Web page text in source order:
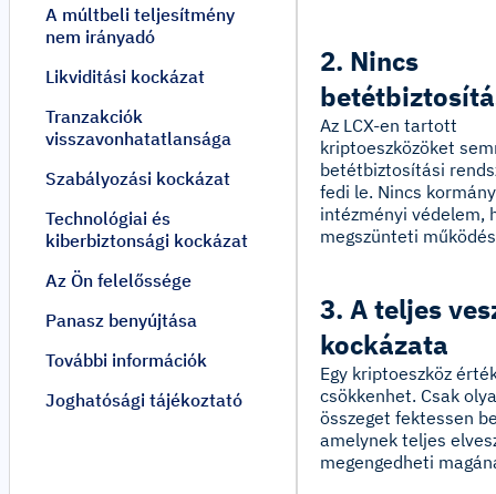
A múltbeli teljesítmény
nem irányadó
Likviditási kockázat
Tranzakciók
visszavonhatatlansága
Szabályozási kockázat
Technológiai és
kiberbiztonsági kockázat
Az Ön felelőssége
Panasz benyújtása
További információk
Joghatósági tájékoztató
2. Nincs
Az LCX-en tartott
kriptoeszközöket
betétbiztosítási
fedi le. Nincs
intézményi védelem,
megszünteti
3. A teljes
kockázata
Egy kriptoeszköz
csökkenhet. Csak
összeget fektessen
amelynek teljes
megengedheti